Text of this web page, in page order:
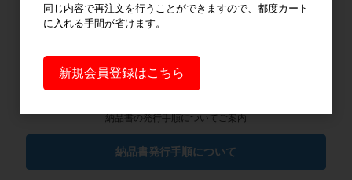
会員登録はこちら
見積書発行手順について
納品書の発行手順についてご案内
納品書発行手順について
同じ内容で再注文を行うことができますので、都度カート
に入れる手間が省けます。
新規会員登録はこちら